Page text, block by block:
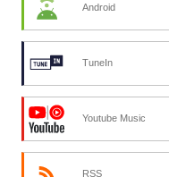
Android
TuneIn
Youtube Music
RSS